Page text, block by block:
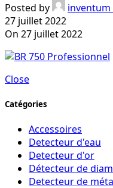
Posted by
27 juillet 2022
On 27 juillet 2022
Close
Catégories
Accessoires
Detecteur d'eau
Detecteur d'or
Détecteur de
Detecteur de